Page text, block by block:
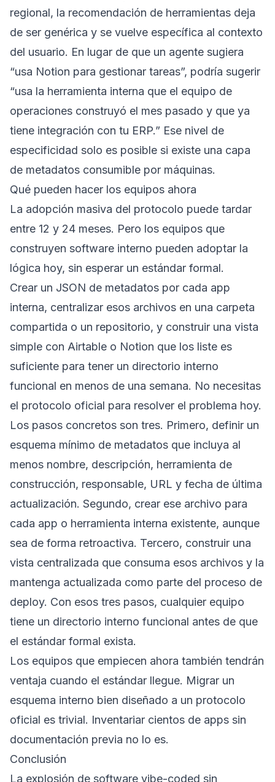
regional, la recomendación de herramientas deja
de ser genérica y se vuelve específica al contexto
del usuario. En lugar de que un agente sugiera
“usa Notion para gestionar tareas”, podría sugerir
“usa la herramienta interna que el equipo de
operaciones construyó el mes pasado y que ya
tiene integración con tu ERP.” Ese nivel de
especificidad solo es posible si existe una capa
de metadatos consumible por máquinas.
Qué pueden hacer los equipos ahora
La adopción masiva del protocolo puede tardar
entre 12 y 24 meses. Pero los equipos que
construyen software interno pueden adoptar la
lógica hoy, sin esperar un estándar formal.
Crear un JSON de metadatos por cada app
interna, centralizar esos archivos en una carpeta
compartida o un repositorio, y construir una vista
simple con Airtable o Notion que los liste es
suficiente para tener un directorio interno
funcional en menos de una semana. No necesitas
el protocolo oficial para resolver el problema hoy.
Los pasos concretos son tres. Primero, definir un
esquema mínimo de metadatos que incluya al
menos nombre, descripción, herramienta de
construcción, responsable, URL y fecha de última
actualización. Segundo, crear ese archivo para
cada app o herramienta interna existente, aunque
sea de forma retroactiva. Tercero, construir una
vista centralizada que consuma esos archivos y la
mantenga actualizada como parte del proceso de
deploy. Con esos tres pasos, cualquier equipo
tiene un directorio interno funcional antes de que
el estándar formal exista.
Los equipos que empiecen ahora también tendrán
ventaja cuando el estándar llegue. Migrar un
esquema interno bien diseñado a un protocolo
oficial es trivial. Inventariar cientos de apps sin
documentación previa no lo es.
Conclusión
La explosión de software vibe-coded sin